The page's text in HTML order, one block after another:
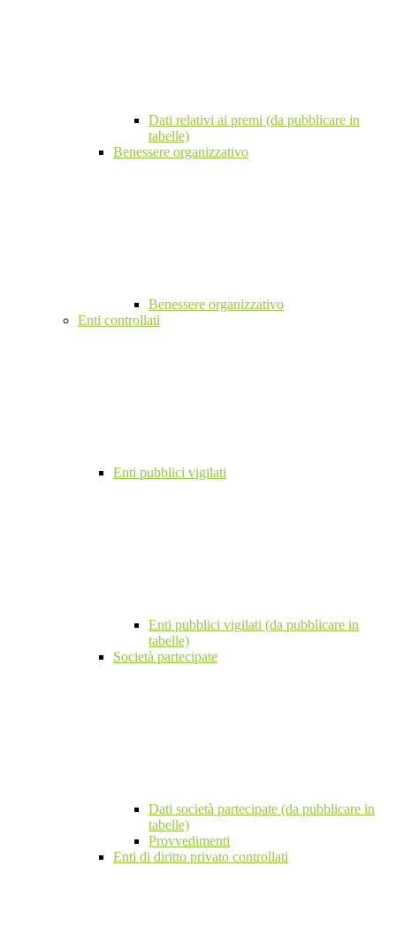
Dati relativi ai premi (da pubblicare in
tabelle)
Benessere organizzativo
Benessere organizzativo
Enti controllati
Enti pubblici vigilati
Enti pubblici vigilati (da pubblicare in
tabelle)
Società partecipate
Dati società partecipate (da pubblicare in
tabelle)
Provvedimenti
Enti di diritto privato controllati